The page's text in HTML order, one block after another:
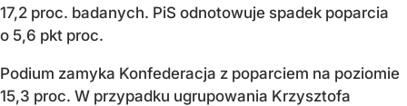
17,2 proc. badanych. PiS odnotowuje spadek poparcia
o 5,6 pkt proc.
Podium zamyka Konfederacja z poparciem na poziomie
15,3 proc. W przypadku ugrupowania Krzysztofa